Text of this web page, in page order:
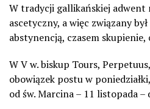
W tradycji gallikańskiej adwent
ascetyczny, a więc związany
abstynencją, czasem
W V w. biskup Tours,
obowiązek postu w
od św. Marcina – 11 listopada –